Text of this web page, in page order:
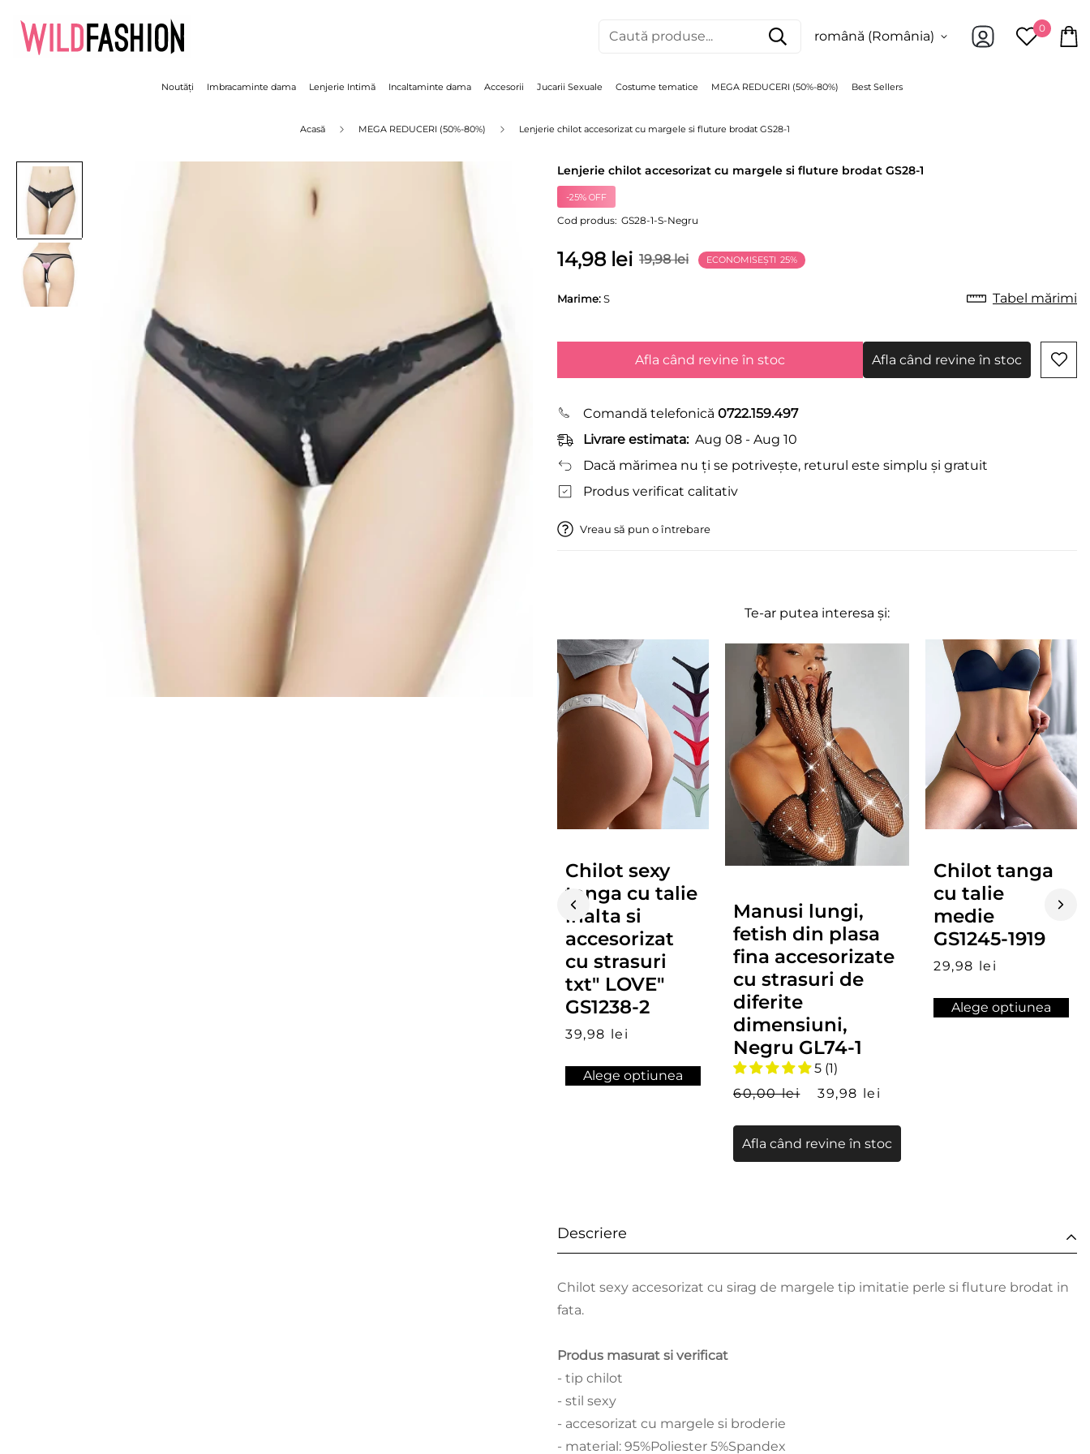
Caută produse... română (România)
0
Noutăți Imbracaminte dama Lenjerie Intimă Incaltaminte dama Accesorii Jucarii Sexuale Costume tematice MEGA REDUCERI (50%-80%) Best Sellers
Acasă MEGA REDUCERI (50%-80%) Lenjerie chilot accesorizat cu margele si fluture brodat GS28-1
Lenjerie chilot accesorizat cu margele si fluture brodat GS28-1
-25% OFF
Cod produs: GS28-1-S-Negru
Preț
redus
14,98 lei
Preț 19,98 lei ECONOMISEȘTI 25%
Marime:S Tabel mărimi
Afla când revine în stoc Afla când revine în stoc
Comandă telefonică 0722.159.497
Livrare estimata: Aug 08 - Aug 10
Dacă mărimea nu ți se potrivește, returul este simplu și gratuit
Produs verificat calitativ
Vreau să pun o întrebare
Te-ar putea interesa și:
Chilot sexy
tanga cu talie
inalta si
accesorizat
cu strasuri
txt" LOVE"
GS1238-2
39,98 lei
Alege optiunea
Manusi lungi,
fetish din plasa
fina accesorizate
cu strasuri de
diferite
dimensiuni,
Negru GL74-1
5 (1)
60,00 lei
39,98 lei
Afla când revine în stoc
Chilot tanga
cu talie
medie
GS1245-1919
29,98 lei
Alege optiunea
Descriere
Chilot sexy accesorizat cu sirag de margele tip imitatie perle si fluture brodat in
fata.
Produs masurat si verificat
- tip chilot
- stil sexy
- accesorizat cu margele si broderie
- material: 95%Poliester 5%Spandex